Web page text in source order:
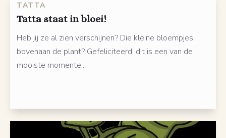
TATTA
Tatta staat in bloei!
Heb jij ze al zien verschijnen? Die kleine bloempjes
bovenaan de plant? Gefeliciteerd: dit is een van de
mooiste momente...